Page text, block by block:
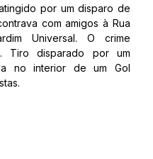
por um disparo de
com amigos à Rua
Universal. O crime
Tiro disparado por um
no interior de um Gol